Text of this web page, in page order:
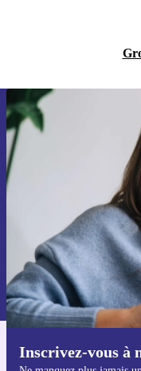
Inscrivez-vous à
par
Ne
Retrouvez les
dans notre
politique de